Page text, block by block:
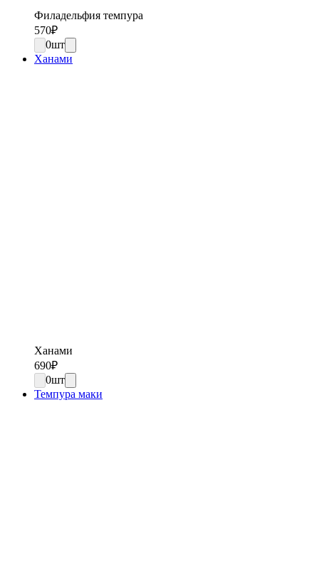
Филадельфия темпура
570₽
0шт
Ханами
Ханами
690₽
0шт
Темпура маки